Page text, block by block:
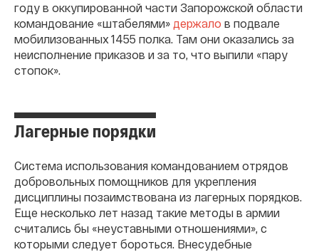
году в оккупированной части Запорожской области
командование «штабелями» держало в подвале
мобилизованных 1455 полка. Там они оказались за
неисполнение приказов и за то, что выпили «пару
стопок».
Лагерные порядки
Система использования командованием отрядов
добровольных помощников для укрепления
дисциплины позаимствована из лагерных порядков.
Еще несколько лет назад такие методы в армии
считались бы «неуставными отношениями», с
которыми следует бороться. Внесудебные